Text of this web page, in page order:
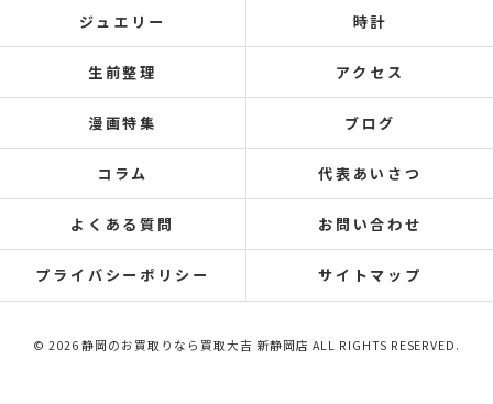
ジュエリー 時計
生前整理 アクセス
漫画特集 ブログ
コラム 代表あいさつ
よくある質問 お問い合わせ
プライバシーポリシー サイトマップ
© 2026 静岡のお買取りなら買取大吉 新静岡店 ALL RIGHTS RESERVED.